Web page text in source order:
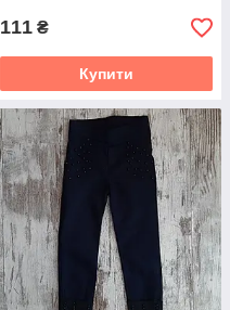
111 ₴
Купити